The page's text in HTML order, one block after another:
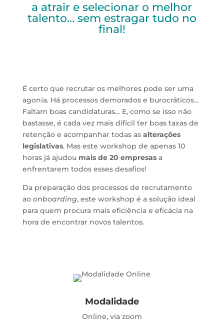
a atrair e selecionar o melhor
talento… sem estragar tudo no
final!
É certo que recrutar os melhores pode ser uma
agonia. Há processos demorados e burocráticos…
Faltam boas candidaturas… E, como se isso não
bastasse, é cada vez mais difícil ter boas taxas de
retenção e acompanhar todas as alterações
legislativas. Mas este workshop de apenas 10
horas já ajudou mais de 20 empresasa
enfrentarem todos esses desafios!
Da preparação dos processos de recrutamento
ao onboarding, este workshop é a solução ideal
para quem procura mais eficiência e eficácia na
hora de encontrar novos talentos.
Modalidade
Online, via zoom